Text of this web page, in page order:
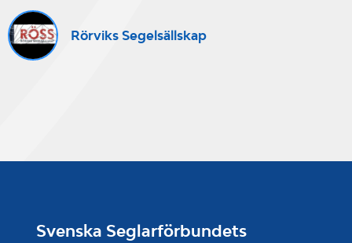
Rörviks Segelsällskap
Svenska Seglarförbundets